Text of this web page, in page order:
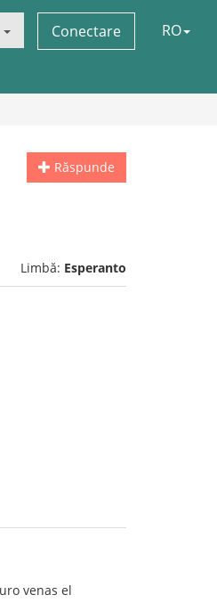
Conectare RO
Răspunde
Limbă: Esperanto
venas el